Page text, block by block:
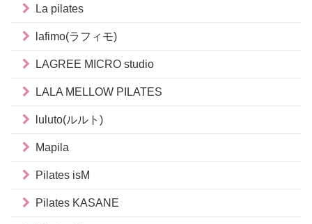
La pilates
lafimo(ラフィモ)
LAGREE MICRO studio
LALA MELLOW PILATES
luluto(ルルト)
Mapila
Pilates isM
Pilates KASANE